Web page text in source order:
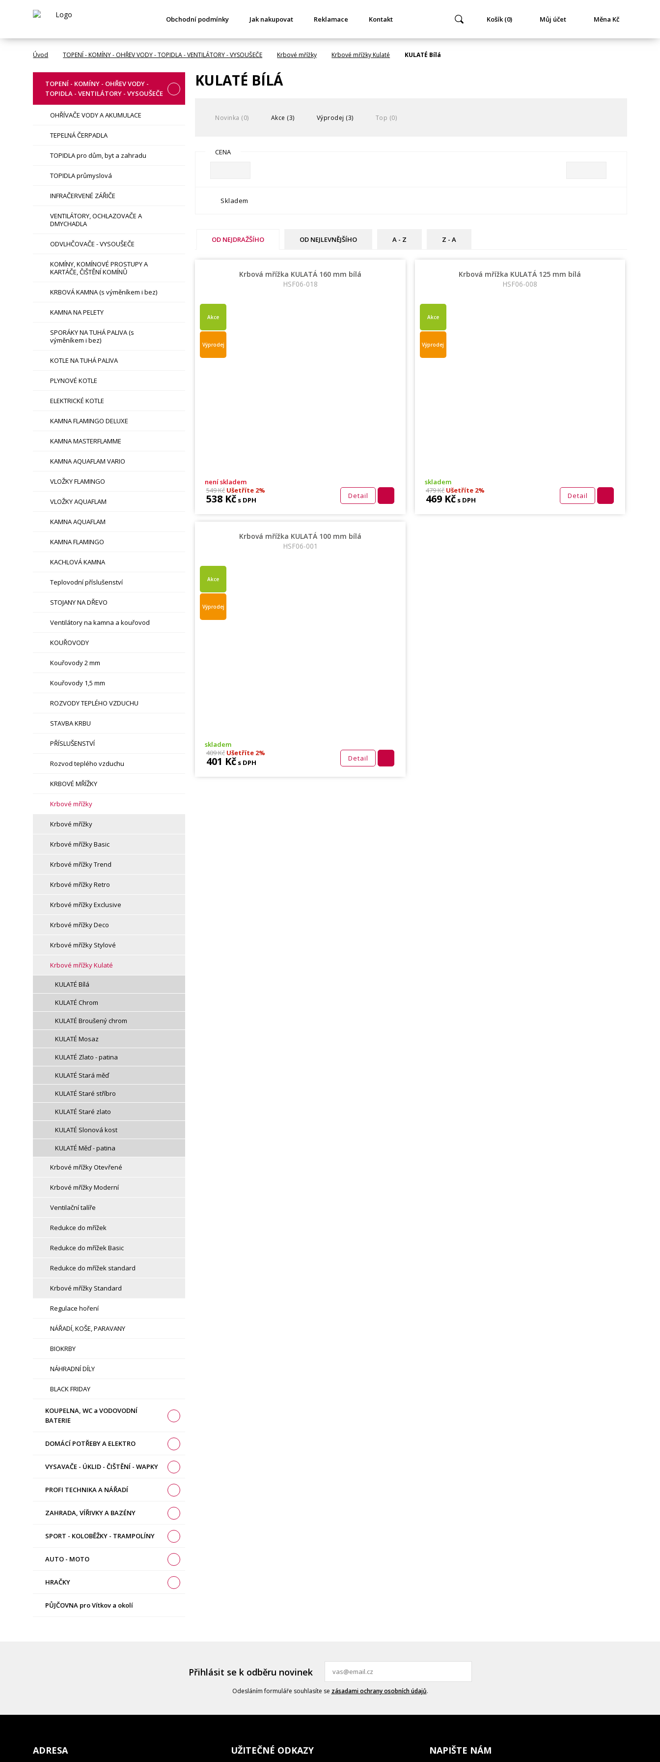
Obchodní podmínky Jak nakupovat Reklamace Kontakt Košík (0) Můj účet Měna Kč
Úvod TOPENÍ - KOMÍNY - OHŘEV VODY - TOPIDLA - VENTILÁTORY - VYSOUŠEČE Krbové mřížky Krbové mřížky Kulaté KULATÉ Bílá
TOPENÍ - KOMÍNY - OHŘEV VODY -
TOPIDLA - VENTILÁTORY - VYSOUŠEČE
OHŘÍVAČE VODY A AKUMULACE
TEPELNÁ ČERPADLA
TOPIDLA pro dům, byt a zahradu
TOPIDLA průmyslová
INFRAČERVENÉ ZÁŘIČE
VENTILÁTORY, OCHLAZOVAČE A
DMYCHADLA
ODVLHČOVAČE - VYSOUŠEČE
KOMÍNY, KOMÍNOVÉ PROSTUPY A
KARTÁČE, ČIŠTĚNÍ KOMÍNŮ
KRBOVÁ KAMNA (s výměníkem i bez)
KAMNA NA PELETY
SPORÁKY NA TUHÁ PALIVA (s
výměníkem i bez)
KOTLE NA TUHÁ PALIVA
PLYNOVÉ KOTLE
ELEKTRICKÉ KOTLE
KAMNA FLAMINGO DELUXE
KAMNA MASTERFLAMME
KAMNA AQUAFLAM VARIO
VLOŽKY FLAMINGO
VLOŽKY AQUAFLAM
KAMNA AQUAFLAM
KAMNA FLAMINGO
KACHLOVÁ KAMNA
Teplovodní příslušenství
STOJANY NA DŘEVO
Ventilátory na kamna a kouřovod
KOUŘOVODY
Kouřovody 2 mm
Kouřovody 1,5 mm
ROZVODY TEPLÉHO VZDUCHU
STAVBA KRBU
PŘÍSLUŠENSTVÍ
Rozvod teplého vzduchu
KRBOVÉ MŘÍŽKY
Krbové mřížky
Krbové mřížky
Krbové mřížky Basic
Krbové mřížky Trend
Krbové mřížky Retro
Krbové mřížky Exclusive
Krbové mřížky Deco
Krbové mřížky Stylové
Krbové mřížky Kulaté
KULATÉ Bílá
KULATÉ Chrom
KULATÉ Broušený chrom
KULATÉ Mosaz
KULATÉ Zlato - patina
KULATÉ Stará měď
KULATÉ Staré stříbro
KULATÉ Staré zlato
KULATÉ Slonová kost
KULATÉ Měď - patina
Krbové mřížky Otevřené
Krbové mřížky Moderní
Ventilační talíře
Redukce do mřížek
Redukce do mřížek Basic
Redukce do mřížek standard
Krbové mřížky Standard
Regulace hoření
NÁŘADÍ, KOŠE, PARAVANY
BIOKRBY
NÁHRADNÍ DÍLY
BLACK FRIDAY
KOUPELNA, WC a VODOVODNÍ
BATERIE
DOMÁCÍ POTŘEBY A ELEKTRO
VYSAVAČE - ÚKLID - ČIŠTĚNÍ - WAPKY
PROFI TECHNIKA A NÁŘADÍ
ZAHRADA, VÍŘIVKY A BAZÉNY
SPORT - KOLOBĚŽKY - TRAMPOLÍNY
AUTO - MOTO
HRAČKY
PŮJČOVNA pro Vítkov a okolí
KULATÉ BÍLÁ
Novinka (0) Akce (3) Výprodej (3) Top (0)
CENA
Skladem
OD NEJDRAŽŠÍHO OD NEJLEVNĚJŠÍHO A - Z Z - A
Krbová mřížka KULATÁ 160 mm bílá
HSF06-018
Akce
Výprodej
není skladem
549 KčUšetříte 2%
538 Kčs DPH Detail
Krbová mřížka KULATÁ 125 mm bílá
HSF06-008
Akce
Výprodej
skladem
479 Kč Ušetříte 2%
469 Kč s DPH Detail
Krbová mřížka KULATÁ 100 mm bílá
HSF06-001
Akce
Výprodej
skladem
409 KčUšetříte 2%
401 Kčs DPH Detail
Přihlásit se k odběru novinek
Odesláním formuláře souhlasíte se zásadami ochrany osobních údajů.
ADRESA UŽITEČNÉ ODKAZY NAPIŠTE NÁM